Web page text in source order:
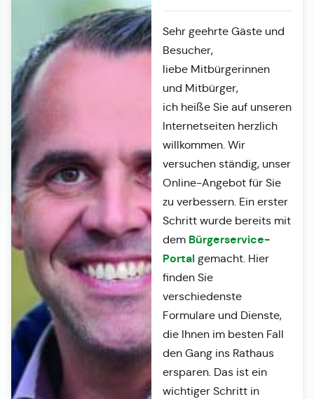
Sehr geehrte Gäste und
Besucher,
liebe Mitbürgerinnen
und Mitbürger,
ich heiße Sie auf unseren
Internetseiten herzlich
willkommen. Wir
versuchen ständig, unser
Online-Angebot für Sie
zu verbessern. Ein erster
Schritt wurde bereits mit
dem Bürgerservice-
Portalgemacht. Hier
finden Sie
verschiedenste
Formulare und Dienste,
die Ihnen im besten Fall
den Gang ins Rathaus
ersparen. Das ist ein
wichtiger Schritt in